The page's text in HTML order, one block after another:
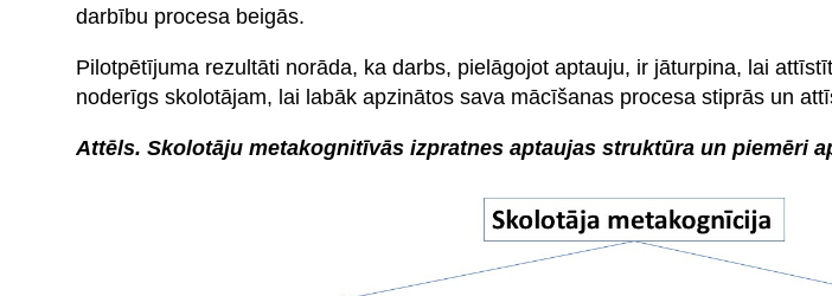
darbību procesa beigās.
Pilotpētījuma rezultāti norāda, ka darbs, pielāgojot aptauju, ir jāturpina, lai
noderīgs skolotājam, lai labāk apzinātos sava mācīšanas procesa stiprās un
Attēls. Skolotāju metakognitīvās izpratnes aptaujas struktūra un piemēri